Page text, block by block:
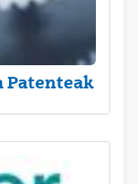
Patenteak